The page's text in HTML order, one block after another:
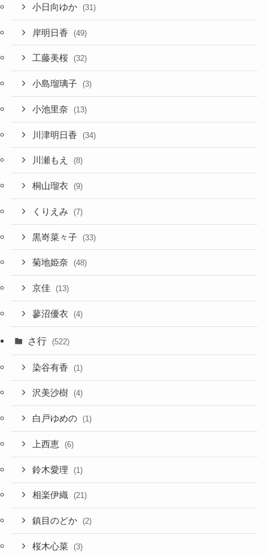
小日向ゆか (31)
岸明日香 (49)
工藤美桜 (32)
小島瑠璃子 (3)
小池里奈 (13)
川津明日香 (34)
川瀬もえ (8)
桐山瑠衣 (9)
くりえみ (7)
黒嵜菜々子 (33)
菊地姫奈 (48)
京佳 (13)
蓼沼優衣 (4)
さ行 (522)
染谷有香 (1)
沢美沙樹 (4)
白戸ゆめの (1)
上西恵 (6)
鈴木愛理 (1)
相楽伊織 (21)
鎮目のどか (2)
桜木心菜 (3)